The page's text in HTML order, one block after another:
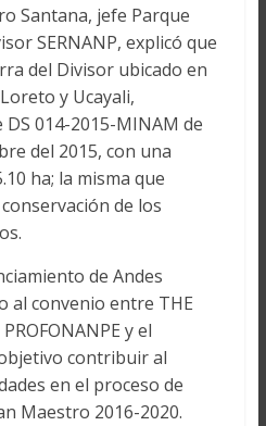
Santana, jefe Parque
SERNANP, explicó que
del Divisor ubicado en
y Ucayali,
014-2015-MINAM de
del 2015, con una
ha; la misma que
de los
de Andes
al convenio entre THE
y el
contribuir al
en el proceso de
Maestro 2016-2020.